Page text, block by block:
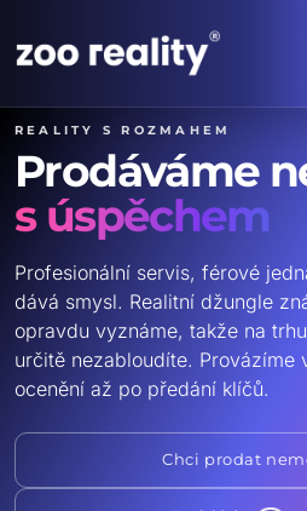
Reality s rozmahem
Prodáváme
s úspěchem
Profesionální servis, férové
dává smysl. Realitní džungle
opravdu vyznáme, takže na
určitě nezabloudíte. Provázíme
ocenění až po předání klíčů.
Chci prodat